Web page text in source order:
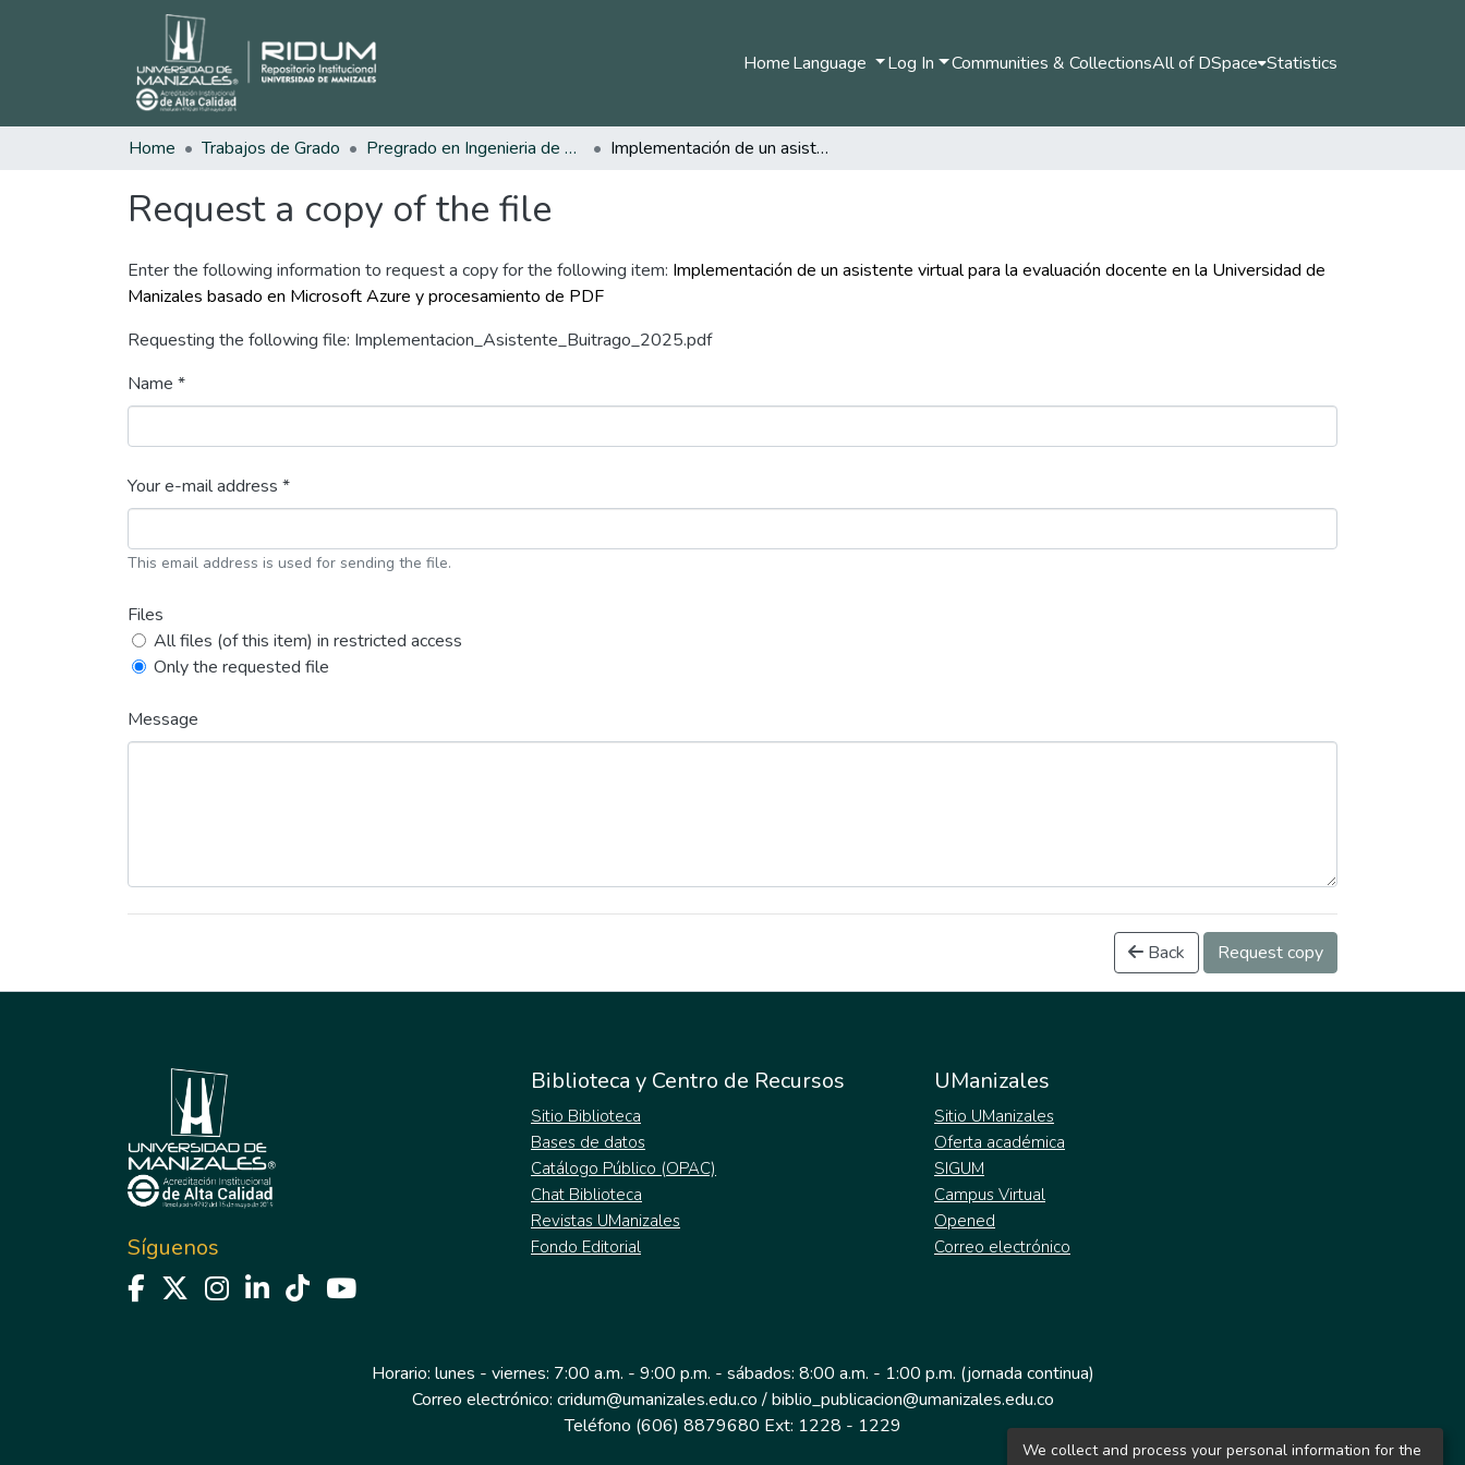
HomeLanguage Log In Communities & CollectionsAll of DSpace Statistics
Home Trabajos de Grado Pregrado en Ingenieria de Sistemas y Telecomunicaciones Implementación de un asistente virtual para la evaluación docente en la Universidad de Manizales basado en Microsoft Azure y procesamiento de PDF
Request a copy of the file
Enter the following information to request a copy for the following item: Implementación de un asistente virtual para la evaluación docente en la Universidad de
Manizales basado en Microsoft Azure y procesamiento de PDF
Requesting the following file: Implementacion_Asistente_Buitrago_2025.pdf
Name *
Your e-mail address *
This email address is used for sending the file.
Files
All files (of this item) in restricted access
Only the requested file
Message
Back Request copy
Síguenos
Biblioteca y Centro de Recursos
Sitio Biblioteca
Bases de datos
Catálogo Público (OPAC)
Chat Biblioteca
Revistas UManizales
Fondo Editorial
UManizales
Sitio UManizales
Oferta académica
SIGUM
Campus Virtual
Opened
Correo electrónico
Horario: lunes - viernes: 7:00 a.m. - 9:00 p.m. - sábados: 8:00 a.m. - 1:00 p.m. (jornada continua)
Correo electrónico: cridum@umanizales.edu.co / biblio_publicacion@umanizales.edu.co
Teléfono (606) 8879680 Ext: 1228 - 1229
We collect and process your personal information for the